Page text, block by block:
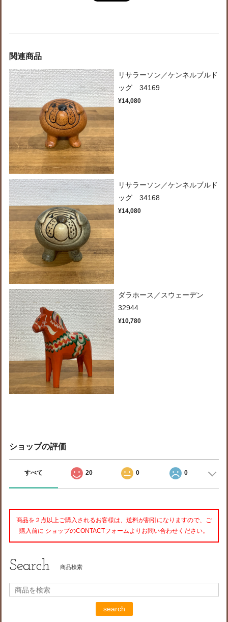
関連商品
リサラーソン／ケンネルブルド
ッグ 34169
¥14,080
リサラーソン／ケンネルブルド
ッグ 34168
¥14,080
ダラホース／スウェーデン
32944
¥10,780
ショップの評価
すべて 20 0 0
商品を２点以上ご購入されるお客様は、送料が割引になりますので、ご
購入前に ショップのCONTACTフォームよりお問い合わせください。
Search 商品検索
search